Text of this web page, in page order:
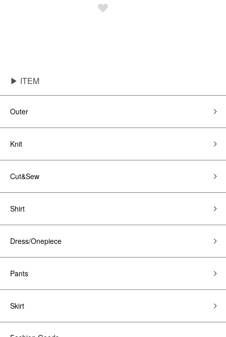
▶ ITEM
Outer
Knit
Cut&Sew
Shirt
Dress/Onepiece
Pants
Skirt